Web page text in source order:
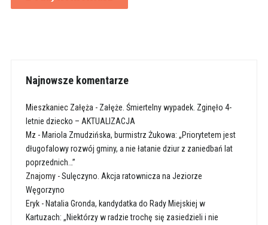
Najnowsze komentarze
Mieszkaniec Załęża - Załęże. Śmiertelny wypadek. Zginęło 4-
letnie dziecko – AKTUALIZACJA
Mz -Mariola Zmudzińska, burmistrz Żukowa: „Priorytetem jest
długofalowy rozwój gminy, a nie łatanie dziur z zaniedbań lat
poprzednich…”
Znajomy-Sulęczyno. Akcja ratownicza na Jeziorze
Węgorzyno
Eryk-Natalia Gronda, kandydatka do Rady Miejskiej w
Kartuzach: „Niektórzy w radzie trochę się zasiedzieli i nie